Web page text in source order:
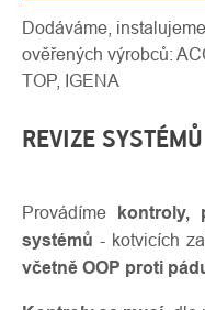
Dodáváme,
ověřených výrobců:
TOP, IGENA
REVIZE
Provádíme kontroly,
systémů - kotvicích
včetně OOP proti